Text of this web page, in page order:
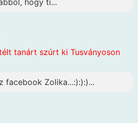
hogy ti...
tanárt szúrt ki Tusványoson
facebook Zolika...:):):)...